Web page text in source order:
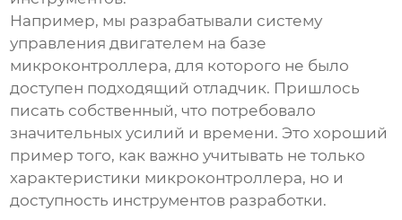
Например, мы разрабатывали систему
управления двигателем на базе
микроконтроллера, для которого не было
доступен подходящий отладчик. Пришлось
писать собственный, что потребовало
значительных усилий и времени. Это хороший
пример того, как важно учитывать не только
характеристики микроконтроллера, но и
доступность инструментов разработки.